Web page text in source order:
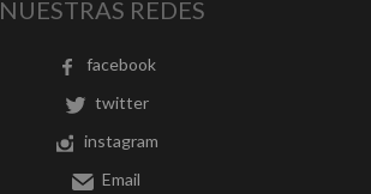
NUESTRAS REDES
facebook
twitter
instagram
Email